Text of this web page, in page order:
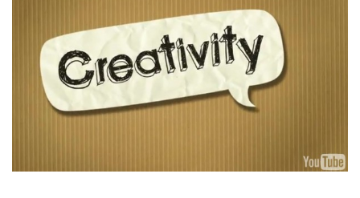
filozofia życia
wolność od stresu
miłość i rodzina